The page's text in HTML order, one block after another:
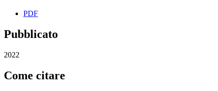
PDF
Pubblicato
2022
Come citare